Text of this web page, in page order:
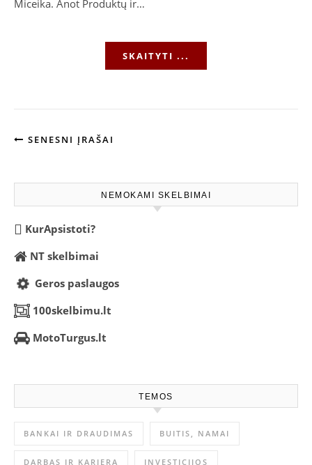
Miceika. Anot Produktų ir…
SKAITYTI ...
SENESNI ĮRAŠAI
NEMOKAMI SKELBIMAI
KurApsistoti?
NT skelbimai
Geros paslaugos
100skelbimu.lt
MotoTurgus.lt
TEMOS
BANKAI IR DRAUDIMAS BUITIS, NAMAI
DARBAS IR KARJERA INVESTICIJOS